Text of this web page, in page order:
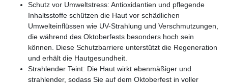
Schutz vor Umweltstress: Antioxidantien und pflegende
Inhaltsstoffe schützen die Haut vor schädlichen
Umwelteinflüssen wie UV-Strahlung und Verschmutzungen,
die während des Oktoberfests besonders hoch sein
können. Diese Schutzbarriere unterstützt die Regeneration
und erhält die Hautgesundheit.
Strahlender Teint: Die Haut wirkt ebenmäßiger und
strahlender, sodass Sie auf dem Oktoberfest in voller